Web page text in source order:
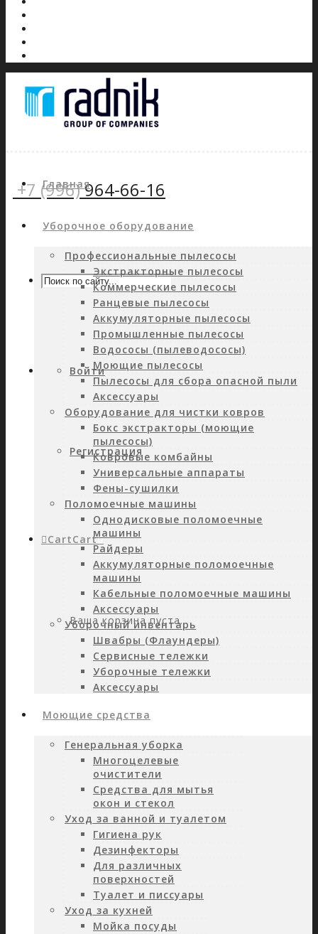
+7 (996)964-66-16
Войти
Регистрация
CartCart0
Ваша корзина пуста.
Главная
Уборочное оборудование
Профессиональные пылесосы
Экстракторные пылесосы
Коммерческие пылесосы
Ранцевые пылесосы
Аккумуляторные пылесосы
Промышленные пылесосы
Водососы (пылеводососы)
Моющие пылесосы
Пылесосы для сбора опасной пыли
Аксессуары
Оборудование для чистки ковров
Бокс экстракторы (моющие
пылесосы)
Ковровые комбайны
Универсальные аппараты
Фены-сушилки
Поломоечные машины
Однодисковые поломоечные
машины
Райдеры
Аккумуляторные поломоечные
машины
Кабельные поломоечные машины
Аксессуары
Уборочный инвентарь
Швабры (Флаундеры)
Сервисные тележки
Уборочные тележки
Аксессуары
Моющие средства
Генеральная уборка
Многоцелевые
очистители
Средства для мытья
окон и стекол
Уход за ванной и туалетом
Гигиена рук
Дезинфекторы
Для различных
поверхностей
Туалет и писсуары
Уход за кухней
Мойка посуды